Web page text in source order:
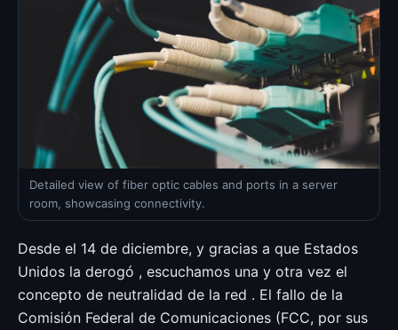
Detailed view of fiber optic cables and ports in a server
room, showcasing connectivity.
Desde el 14 de diciembre, y gracias a que Estados
Unidos la derogó , escuchamos una y otra vez el
concepto de neutralidad de la red . El fallo de la
Comisión Federal de Comunicaciones (FCC, por sus